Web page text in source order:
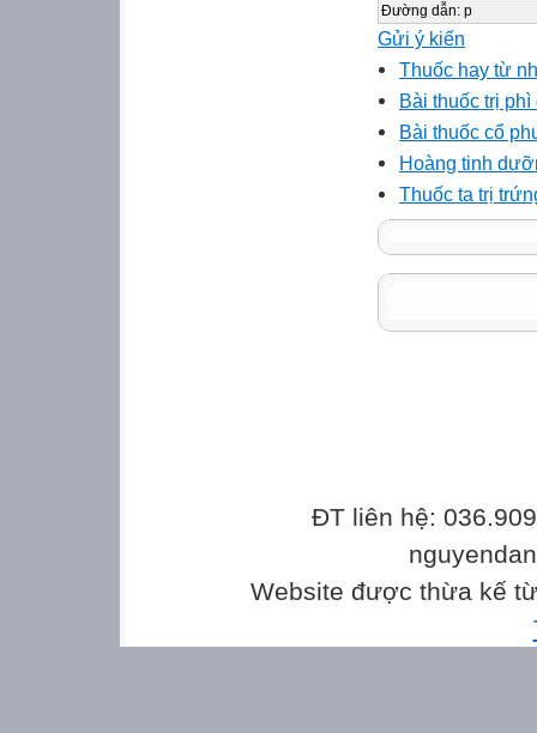
Đường dẫn: p
Gửi ý kiến
Thuốc hay từ
Bài thuốc trị
Bài thuốc cổ
Hoàng tinh
Thuốc ta trị
ĐT liên hệ:
Website được thừa kế